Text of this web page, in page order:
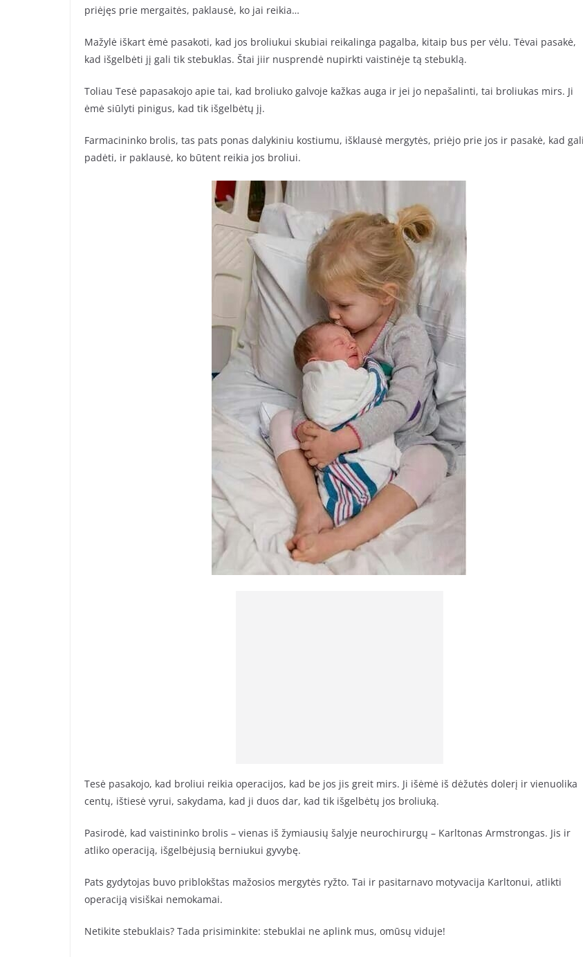
priėjęs prie mergaitės, paklausė, ko jai reikia…
Mažylė iškart ėmė pasakoti, kad jos broliukui skubiai reikalinga pagalba, kitaip bus per vėlu. Tėvai pasakė,
kad išgelbėti jį gali tik stebuklas. Štai jiir nusprendė nupirkti vaistinėje tą stebuklą.
Toliau Tesė papasakojo apie tai, kad broliuko galvoje kažkas auga ir jei jo nepašalinti, tai broliukas mirs. Ji
ėmė siūlyti pinigus, kad tik išgelbėtų jį.
Farmacininko brolis, tas pats ponas dalykiniu kostiumu, išklausė mergytės, priėjo prie jos ir pasakė, kad gali
padėti, ir paklausė, ko būtent reikia jos broliui.
Tesė pasakojo, kad broliui reikia operacijos, kad be jos jis greit mirs. Ji išėmė iš dėžutės dolerį ir vienuolika
centų, ištiesė vyrui, sakydama, kad ji duos dar, kad tik išgelbėtų jos broliuką.
Pasirodė, kad vaistininko brolis – vienas iš žymiausių šalyje neurochirurgų – Karltonas Armstrongas. Jis ir
atliko operaciją, išgelbėjusią berniukui gyvybę.
Pats gydytojas buvo priblokštas mažosios mergytės ryžto. Tai ir pasitarnavo motyvacija Karltonui, atlikti
operaciją visiškai nemokamai.
Netikite stebuklais? Tada prisiminkite: stebuklai ne aplink mus, omūsų viduje!